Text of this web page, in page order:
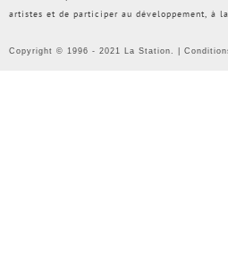
artistes et de participer au développement,
Copyright © 1996 - 2021 La Station. |